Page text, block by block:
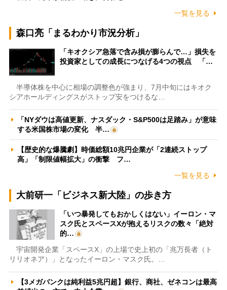
一覧を見る
森口亮「まるわかり市況分析」
「キオクシア急落で含み損が膨らんで…」損失を
投資家としての成長につなげる4つの視点 「…
半導体株を中心に相場の調整色が強まり、7月中旬にはキオク
シアホールディングスがストップ安をつけるな…
「NYダウは高値更新、ナスダック・S&P500は足踏み」が意味
する米国株市場の変化 半…
【歴史的な爆騰劇】時価総額10兆円企業が「2連続ストップ
高」「制限値幅拡大」の衝撃 フ…
一覧を見る
大前研一「ビジネス新大陸」の歩き方
「いつ暴発してもおかしくはない」イーロン・マ
スク氏とスペースXが抱えるリスクの数々「絶対
的…
宇宙開発企業「スペースX」の上場で史上初の「兆万長者（ト
リリオネア）」となったイーロン・マスク氏。…
【3メガバンクは純利益5兆円超】銀行、商社、ゼネコンは最高